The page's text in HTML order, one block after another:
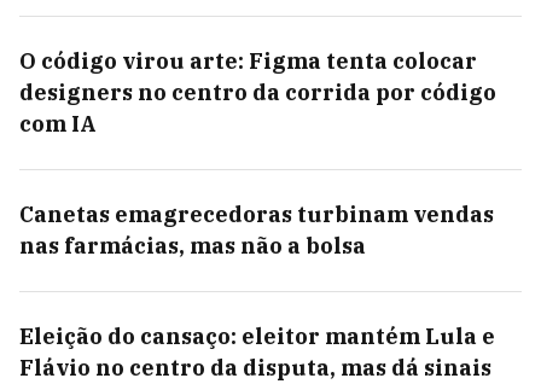
O código virou arte: Figma tenta colocar
designers no centro da corrida por código
com IA
Canetas emagrecedoras turbinam vendas
nas farmácias, mas não a bolsa
Eleição do cansaço: eleitor mantém Lula e
Flávio no centro da disputa, mas dá sinais